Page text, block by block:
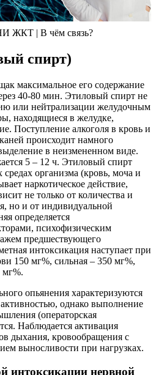
| В чём связь?
спирт)
максимальное его содержание
40-80 мин. Этиловый спирт не
или нейтрализации желудочным
находящиеся в желудке,
Поступление алкоголя в кровь и
происходит намного
в неизмененном виде.
5 – 12 ч. Этиловый спирт
организма (кровь, моча и
наркотическое действие,
не только от количества и
но и от индивидуальной
определяется
психофизическим
предшествующего
интоксикация наступает при
150 мг%, сильная – 350 мг%,
мг%.
опьянения характеризуются
однако выполнение
(операторская
Наблюдается активация
дыхания, кровообращения с
выносливости при нагрузках.
интоксикации нервной